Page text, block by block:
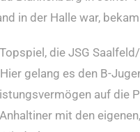
in der Halle war,
die JSG
gelang es den B-
auf die
mit den